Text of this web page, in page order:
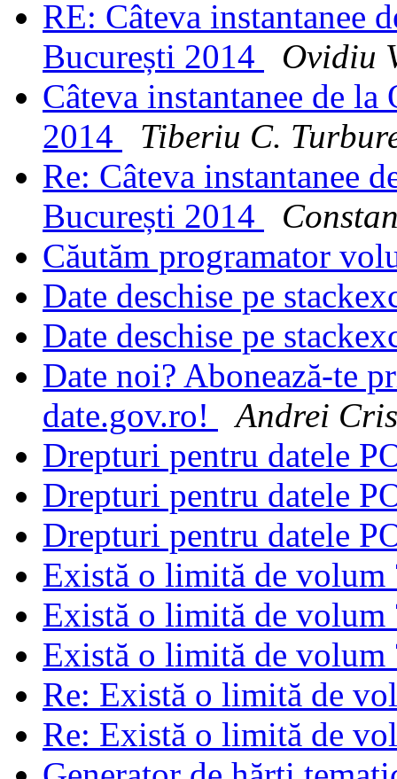
RE: Câteva instantanee
București 2014
Ovidiu
Câteva instantanee de
2014
Tiberiu C.
Re: Câteva instantanee
București 2014
Căutăm programator
Date deschise pe
Date deschise pe
Date noi? Abonează-te
date.gov.ro!
Andrei
Drepturi pentru datele
Drepturi pentru datele
Drepturi pentru datele
Există o limită de
Există o limită de
Există o limită de
Re: Există o limită de
Re: Există o limită de